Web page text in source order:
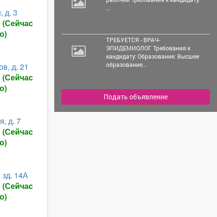
д. 3
(Сейчас
д. 21
(Сейчас
д. 7
(Сейчас
зд. 14А
(Сейчас
...
ТРЕБУЕТСЯ - ВРАЧ-
ЭПИДЕМИОЛОГ Требования к
кандидату: Образование: Высшее
образование...
Подать объявление